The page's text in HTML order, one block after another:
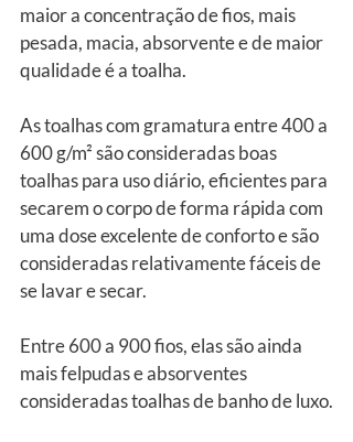
maior a concentração de fios, mais
pesada, macia, absorvente e de maior
qualidade é a toalha.
As toalhas com gramatura entre 400 a
600 g/m² são consideradas boas
toalhas para uso diário, eficientes para
secarem o corpo de forma rápida com
uma dose excelente de conforto e são
consideradas relativamente fáceis de
se lavar e secar.
Entre 600 a 900 fios, elas são ainda
mais felpudas e absorventes
consideradas toalhas de banho de luxo.